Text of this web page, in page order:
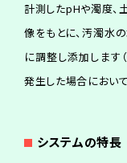
計測したpHや濁度、
像をもとに、汚濁水
に調整し添加します
発生した場合におい
システムの特長